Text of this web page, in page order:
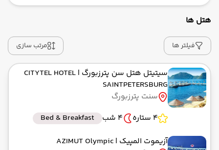
حرکت از مبدا: 05:30
به فرودگاه پالکوو LED
رسیدن به مقصد : 10:30
ماهان -Economy
مدت سفر: 04:00
از سنت پترزبورگ LED
هتل ها
فیلتر ها مرتب سازی
سیتیتل هتل سن پترزبورگ | CITYTEL HOTEL
SAINTPETERSBURG
سنت پترزبورگ
4 ستاره
4 شب
Bed & Breakfast
آزیموت المپیک | AZIMUT Olympic